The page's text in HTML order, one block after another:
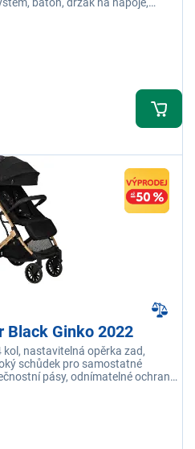
batoh, držák na nápoje,
Black Ginko 2022
nastavitelná opěrka zad,
schůdek pro samostatné
pásy, odnímatelné ochranné